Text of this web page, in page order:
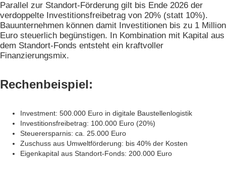
Parallel zur Standort-Förderung gilt bis Ende 2026 der
verdoppelte Investitionsfreibetrag von 20% (statt 10%).
Bauunternehmen können damit Investitionen bis zu 1 Million
Euro steuerlich begünstigen. In Kombination mit Kapital aus
dem Standort-Fonds entsteht ein kraftvoller
Finanzierungsmix.
Rechenbeispiel:
Investment: 500.000 Euro in digitale Baustellenlogistik
Investitionsfreibetrag: 100.000 Euro (20%)
Steuerersparnis: ca. 25.000 Euro
Zuschuss aus Umweltförderung: bis 40% der Kosten
Eigenkapital aus Standort-Fonds: 200.000 Euro